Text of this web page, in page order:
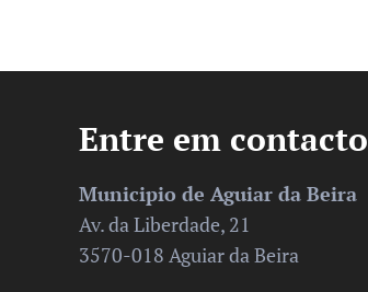
Entre em contacto
Municipio de Aguiar da Beira
Av. da Liberdade, 21
3570-018 Aguiar da Beira